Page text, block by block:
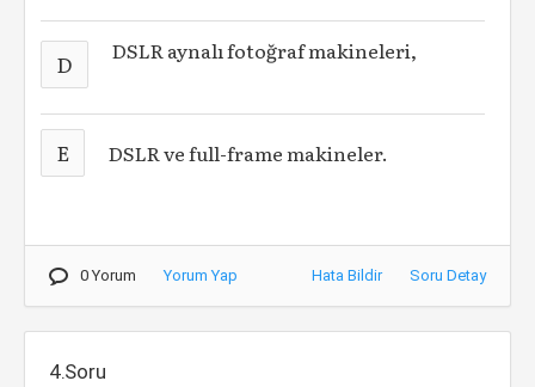
D DSLR aynalı fotoğraf makineleri,
E DSLR ve full-frame makineler.
0 Yorum Yorum Yap Hata Bildir Soru Detay
4.Soru